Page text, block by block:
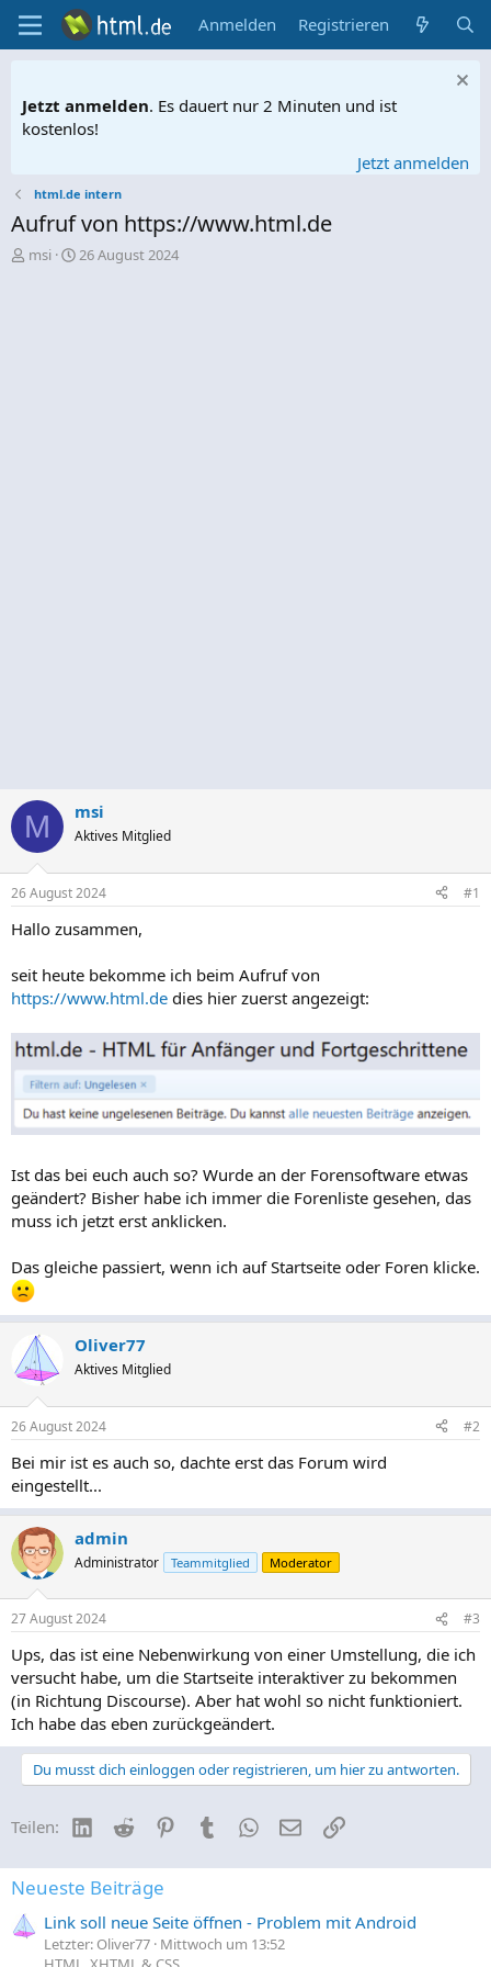
Anmelden Registrieren
Jetzt anmelden. Es dauert nur 2 Minuten und ist
kostenlos!
Jetzt anmelden
html.de intern
Aufruf von https://www.html.de
E
msi
E
26 August 2024
M msi
Aktives Mitglied
26 August 2024 #1
Hallo zusammen,
seit heute bekomme ich beim Aufruf von
https://www.html.de dies hier zuerst angezeigt:
Ist das bei euch auch so? Wurde an der Forensoftware etwas
geändert? Bisher habe ich immer die Forenliste gesehen, das
muss ich jetzt erst anklicken.
Das gleiche passiert, wenn ich auf Startseite oder Foren klicke.
Oliver77
Aktives Mitglied
26 August 2024 #2
Bei mir ist es auch so, dachte erst das Forum wird
eingestellt...
admin
Administrator Teammitglied Moderator
27 August 2024 #3
Ups, das ist eine Nebenwirkung von einer Umstellung, die ich
versucht habe, um die Startseite interaktiver zu bekommen
(in Richtung Discourse). Aber hat wohl so nicht funktioniert.
Ich habe das eben zurückgeändert.
Du musst dich einloggen oder registrieren, um hier zu antworten.
Teilen: LinkedIn
Reddit PinterestTumblrWhatsApp
E-MailLink
Neueste Beiträge
Link soll neue Seite öffnen - Problem mit Android
Letzter: Oliver77 Mittwoch um 13:52